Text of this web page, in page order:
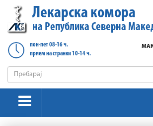
Лекарска комора
на Република Северна
пон-пет 08-16 ч.
прием на странки 10-14 ч.